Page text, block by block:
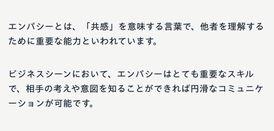
エンパシーとは、「共感」を意味する言葉で、他者を理解する
ために重要な能力といわれています。
ビジネスシーンにおいて、エンパシーはとても重要なスキル
で、相手の考えや意図を知ることができれば円滑なコミュニケ
ーションが可能です。